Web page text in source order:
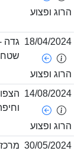
ופצוע
18/04/
ופצוע
גדה -
שטחים
14/08/
ופצוע
הצפון
וחיפה
30/05/ מרכז